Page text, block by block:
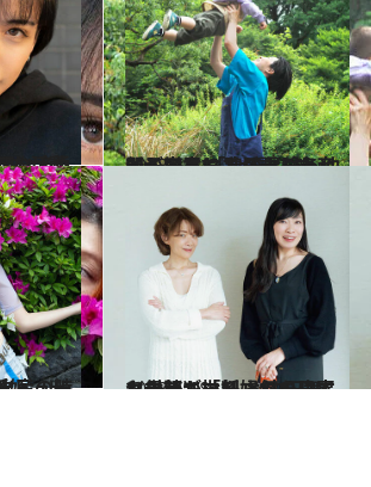
2023.6.7
イモトアヤコが語る出産と子育て 「息子という仲間が増えて 私の冒険も、新しい章に入りました」
カルチャー
2023.6.18
ヤマザキマリ ✕ 内田舞〈対談〉「妊婦なのに肩を出している」何をしても母親が批判される日本
カルチャー